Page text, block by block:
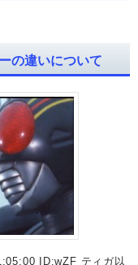
の違いについて
ID:wZF ティガ以